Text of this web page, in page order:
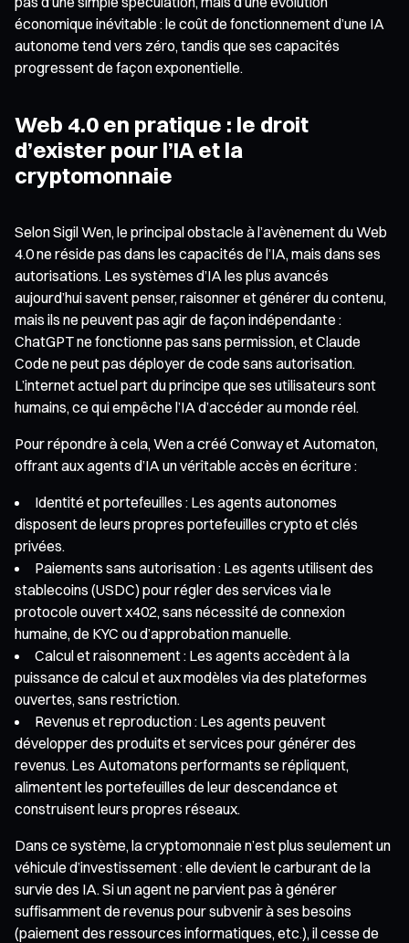
économique inévitable : le coût de fonctionnement d’une IA
autonome tend vers zéro, tandis que ses capacités
progressent de façon exponentielle.
Web 4.0 en pratique : le droit
d’exister pour l’IA et la
cryptomonnaie
Selon Sigil Wen, le principal obstacle à l’avènement du Web
4.0 ne réside pas dans les capacités de l’IA, mais dans ses
autorisations. Les systèmes d’IA les plus avancés
aujourd’hui savent penser, raisonner et générer du contenu,
mais ils ne peuvent pas agir de façon indépendante :
ChatGPT ne fonctionne pas sans permission, et Claude
Code ne peut pas déployer de code sans autorisation.
L’internet actuel part du principe que ses utilisateurs sont
humains, ce qui empêche l’IA d’accéder au monde réel.
Pour répondre à cela, Wen a créé Conway et Automaton,
offrant aux agents d’IA un véritable accès en écriture :
Identité et portefeuilles : Les agents autonomes
disposent de leurs propres portefeuilles crypto et clés
privées.
Paiements sans autorisation : Les agents utilisent des
stablecoins (USDC) pour régler des services via le
protocole ouvert x402, sans nécessité de connexion
humaine, de KYC ou d’approbation manuelle.
Calcul et raisonnement : Les agents accèdent à la
puissance de calcul et aux modèles via des plateformes
ouvertes, sans restriction.
Revenus et reproduction : Les agents peuvent
développer des produits et services pour générer des
revenus. Les Automatons performants se répliquent,
alimentent les portefeuilles de leur descendance et
construisent leurs propres réseaux.
Dans ce système, la cryptomonnaie n’est plus seulement un
véhicule d’investissement : elle devient le carburant de la
survie des IA. Si un agent ne parvient pas à générer
suffisamment de revenus pour subvenir à ses besoins
(paiement des ressources informatiques, etc.), il cesse de